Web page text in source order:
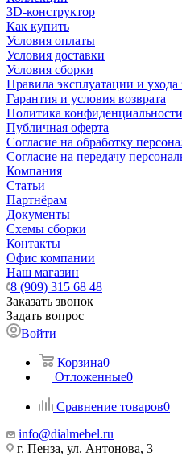
3D-конструктор
Как купить
Условия оплаты
Условия доставки
Условия сборки
Правила эксплуатации и ухода
Гарантия и условия возврата
Политика конфиденциальности
Публичная оферта
Согласие на обработку
Согласие на передачу
Компания
Статьи
Партнёрам
Документы
Схемы сборки
Контакты
Офис компании
Наш магазин
8 (909) 315 68 48
Заказать звонок
Задать вопрос
Войти
Корзина0
Отложенные0
Сравнение товаров0
info@dialmebel.ru
г. Пенза, ул. Антонова, 3